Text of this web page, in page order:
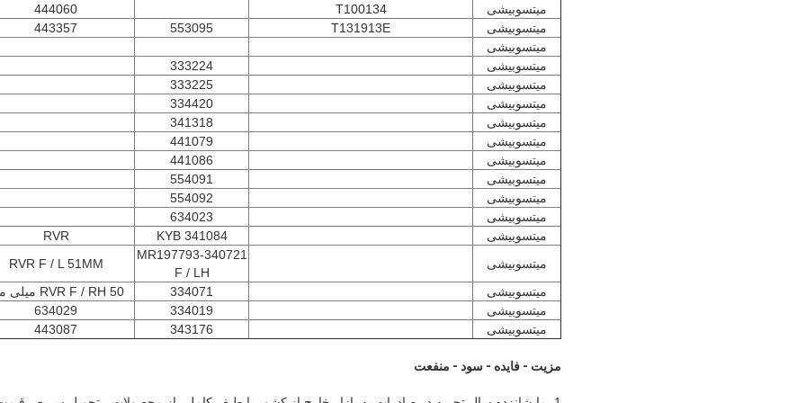
میتسوبیشی
T100134
444060
میتسوبیشی
T131913E
553095
443357
میتسوبیشی
میتسوبیشی
333224
میتسوبیشی
333225
میتسوبیشی
334420
میتسوبیشی
341318
میتسوبیشی
441079
میتسوبیشی
441086
میتسوبیشی
554091
میتسوبیشی
554092
میتسوبیشی
634023
میتسوبیشی
341084 KYB
RVR
میتسوبیشی
340721-MR197793
F / LH
RVR F / L 51MM
میتسوبیشی
334071
RVR F / RH 50 میلی متر
میتسوبیشی
334019
634029
میتسوبیشی
343176
443087
مزیت - فایده - سود - منفعت